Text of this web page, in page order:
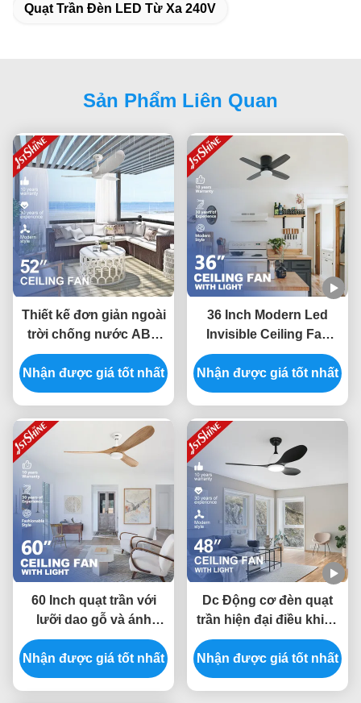
Quạt Trần Đèn LED Từ Xa 240V
Sản Phẩm Liên Quan
Thiết kế đơn giản ngoài
trời chống nước ABS
Blades Fan trần với
điều khiển từ xa
Nhận được giá tốt nhất
36 Inch Modern Led
Invisible Ceiling Fan
Mini 4 Plywood Blades
Low Profile Dimming
Light
Nhận được giá tốt nhất
60 Inch quạt trần với
lưỡi dao gỗ và ánh
sáng có thể tắt Bldc
động cơ tiết kiệm năng
lượng
Nhận được giá tốt nhất
Dc Động cơ đèn quạt
trần hiện đại điều khiển
từ xa thông minh tiết
kiệm năng lượng
Nhận được giá tốt nhất